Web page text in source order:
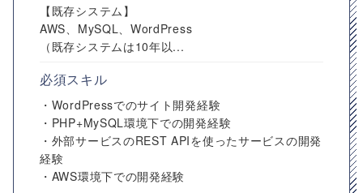
【既存システム】
AWS、MySQL、WordPress
（既存システムは10年以...
必須スキル
・WordPressでのサイト開発経験
・PHP+MySQL環境下での開発経験
・外部サービスのREST APIを使ったサービスの開発
経験
・AWS環境下での開発経験